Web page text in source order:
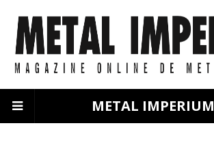
METAL IMPERIUM